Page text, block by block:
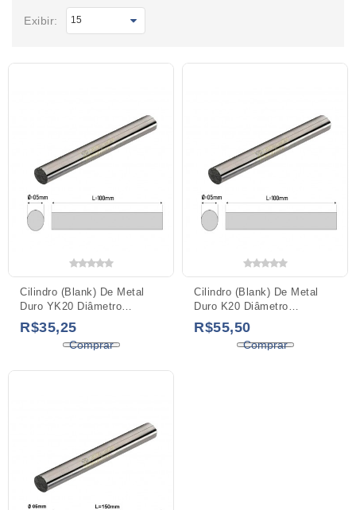
Exibir:
Cilindro (Blank) De Metal
Duro YK20 Diâmetro
05x100mm
R$35,25
Comprar
Cilindro (Blank) De Metal
Duro K20 Diâmetro
05x100mm
R$55,50
Comprar